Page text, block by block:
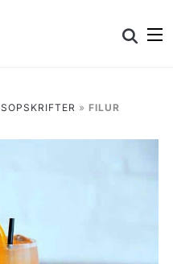
Search
for:
» FILUR